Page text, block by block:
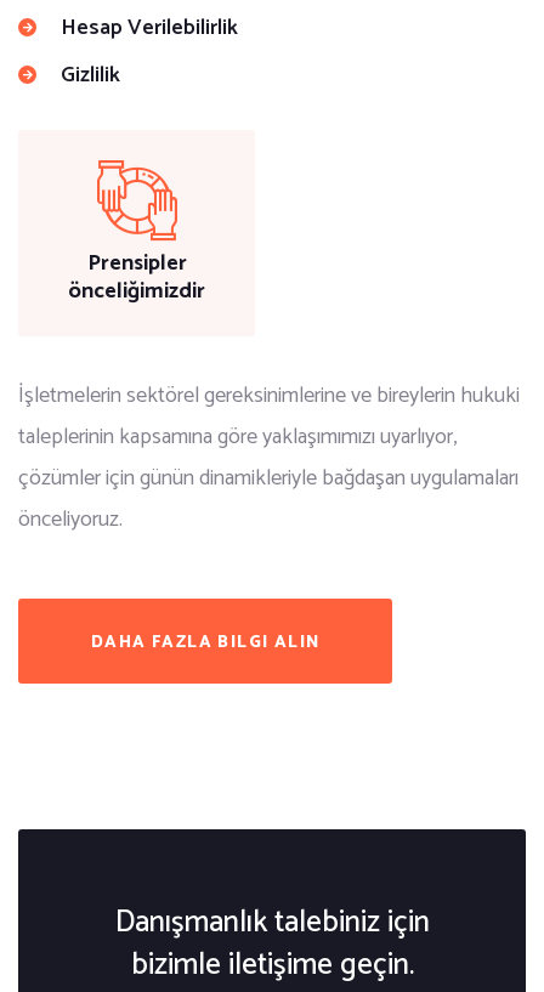
Hesap Verilebilirlik
Gizlilik
Prensipler
önceliğimizdir
İşletmelerin sektörel gereksinimlerine ve bireylerin hukuki
taleplerinin kapsamına göre yaklaşımımızı uyarlıyor,
çözümler için günün dinamikleriyle bağdaşan uygulamaları
önceliyoruz.
DAHA FAZLA BILGI ALIN
Danışmanlık talebiniz için
bizimle iletişime geçin.